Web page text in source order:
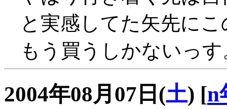
と実感してた矢先に
もう買うしかないっ
2004年08月07日(土) [n